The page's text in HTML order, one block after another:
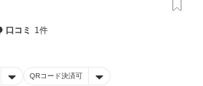
口コミ 1件
QRコード決済可